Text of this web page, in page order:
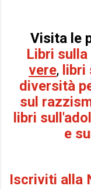
Visita le
Libri
vere,
diversità
sul
libri
e
Iscriviti alla